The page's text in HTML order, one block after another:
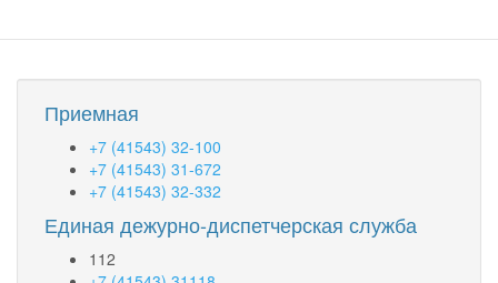
Приемная
+7 (41543) 32-100
+7 (41543) 31-672
+7 (41543) 32-332
Единая дежурно-диспетчерская служба
112